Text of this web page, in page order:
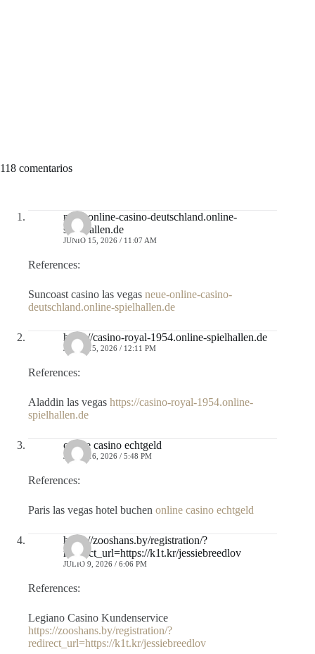
118 comentarios
neue-online-casino-deutschland.online-
spielhallen.de
JUNIO 15, 2026 / 11:07 AM
References:
Suncoast casino las vegas neue-online-casino-
deutschland.online-spielhallen.de
https://casino-royal-1954.online-spielhallen.de
JUNIO 15, 2026 / 12:11 PM
References:
Aladdin las vegas https://casino-royal-1954.online-
spielhallen.de
online casino echtgeld
JUNIO 16, 2026 / 5:48 PM
References:
Paris las vegas hotel buchen online casino echtgeld
https://zooshans.by/registration/?
redirect_url=https://k1t.kr/jessiebreedlov
JULIO 9, 2026 / 6:06 PM
References:
Legiano Casino Kundenservice
https://zooshans.by/registration/?
redirect_url=https://k1t.kr/jessiebreedlov